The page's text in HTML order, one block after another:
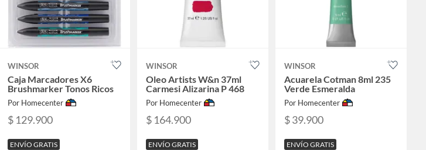
WINSOR
Caja Marcadores X6
Brushmarker Tonos Ricos
Por Homecenter
$ 129.900
ENVÍO GRATIS
WINSOR
Oleo Artists W&n 37ml
Carmesi Alizarina P 468
Por Homecenter
$ 164.900
ENVÍO GRATIS
WINSOR
Acuarela Cotman 8ml 235
Verde Esmeralda
Por Homecenter
$ 39.900
ENVÍO GRATIS